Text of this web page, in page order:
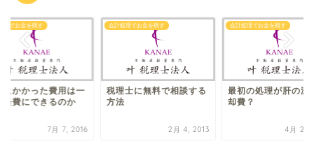
理でお金を残す
にかかった費用は一
経費にできるのか
7月 7, 2016
会計処理でお金を残す
税理士に無料で相談する
方法
2月 4, 2013
会計処理でお金を残す
最初の処理が肝の減
却費？
4月 26,